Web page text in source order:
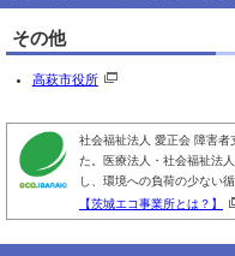
その他
高萩市役所
社会福祉法人 愛正会 障害者
た。医療法人・社会福祉法
し、環境への負荷の少ない
【茨城エコ事業所とは？】